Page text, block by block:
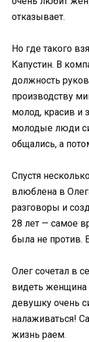
отказывает.
Но где такого
Капустин. В
должность
производству
молод, красив и
молодые люди
общались, а
Спустя
влюблена в
разговоры и
28 лет — самое
была не против.
Олег сочетал в
видеть
девушку очень
налаживаться!
жизнь раем.